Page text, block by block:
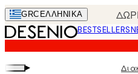
Skip
to
main
content.
GRC ΕΛΛΗΝΙΚΆ
BESTSELLERS
▸